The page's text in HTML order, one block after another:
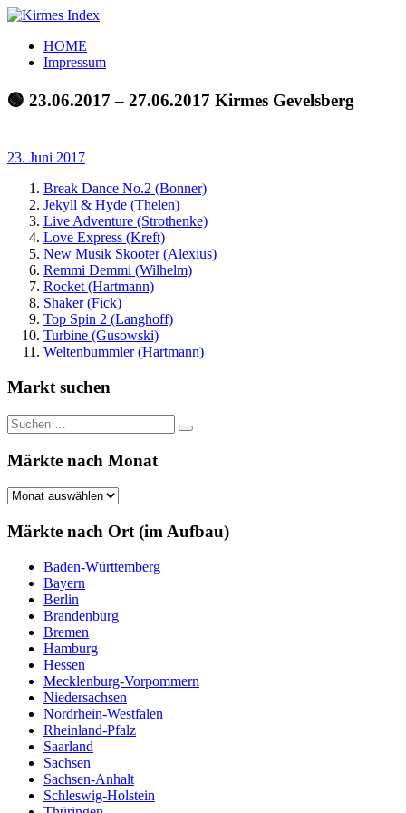
Zum
springen
Kirmes
Index
Tourpläne
der
letzten
HOME
Impressum
🟢 23.06.2017 – 27.06.2017 Kirmes Gevelsberg
23. Juni 2017
Break Dance No.2 (Bonner)
Jekyll & Hyde (Thelen)
Live Adventure (Strothenke)
Love Express (Kreft)
New Musik Skooter (Alexius)
Remmi Demmi (Wilhelm)
Rocket (Hartmann)
Shaker (Fick)
Top Spin 2 (Langhoff)
Turbine (Gusowski)
Weltenbummler (Hartmann)
Markt suchen
Suchen
nach:
Suchen
Märkte nach Monat
Märkte
Monat
Märkte nach Ort (im Aufbau)
Baden-Württemberg
Bayern
Berlin
Brandenburg
Bremen
Hamburg
Hessen
Mecklenburg-Vorpommern
Niedersachsen
Nordrhein-Westfalen
Rheinland-Pfalz
Saarland
Sachsen
Sachsen-Anhalt
Schleswig-Holstein